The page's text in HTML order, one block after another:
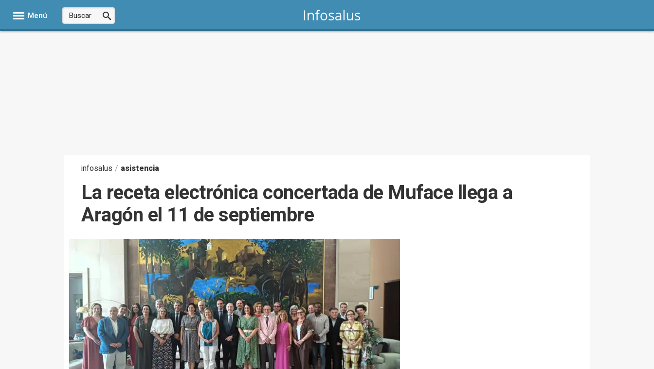
Menú
infosalus / asistencia
La receta electrónica concertada de Muface llega a
Aragón el 11 de septiembre